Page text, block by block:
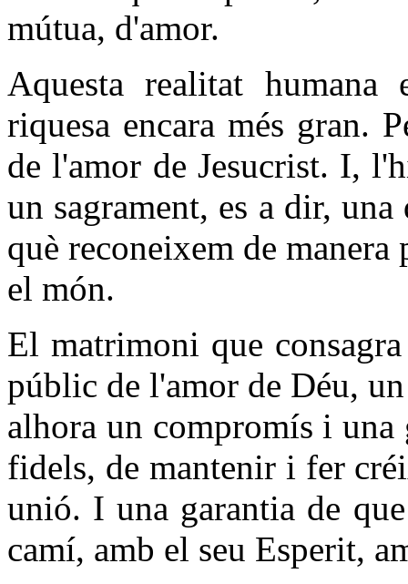
mútua, d'amor.
Aquesta realitat
riquesa encara més gran.
de l'amor de Jesucrist. I,
un sagrament, es a dir,
què reconeixem de
el món.
El matrimoni que
públic de l'amor de Déu,
alhora un compromís i
fidels, de mantenir i fer
unió. I una garantia de
camí, amb el seu Esperit,